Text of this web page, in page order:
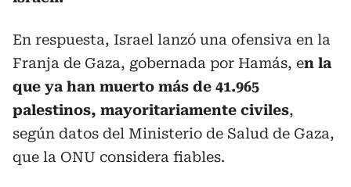
En respuesta, Israel lanzó una ofensiva en la
Franja de Gaza, gobernada por Hamás, en la
que ya han muerto más de 41.965
palestinos, mayoritariamente civiles,
según datos del Ministerio de Salud de Gaza,
que la ONU considera fiables.